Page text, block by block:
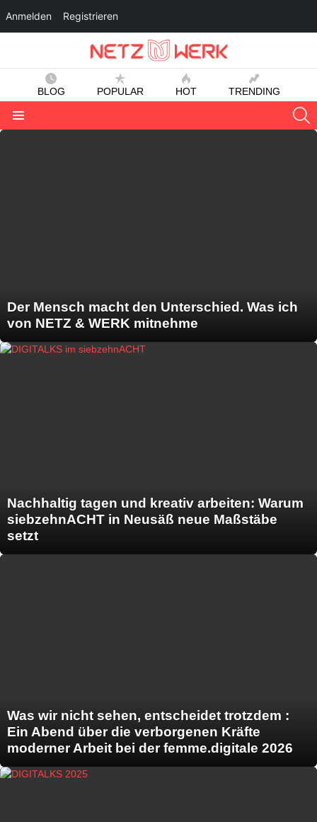
BLOG POPULAR HOT TRENDING
Der Mensch macht den Unterschied. Was ich
von NETZ & WERK mitnehme
Nachhaltig tagen und kreativ arbeiten: Warum
siebzehnACHT in Neusäß neue Maßstäbe
setzt
Was wir nicht sehen, entscheidet trotzdem :
Ein Abend über die verborgenen Kräfte
moderner Arbeit bei der femme.digitale 2026
Anmelden Registrieren